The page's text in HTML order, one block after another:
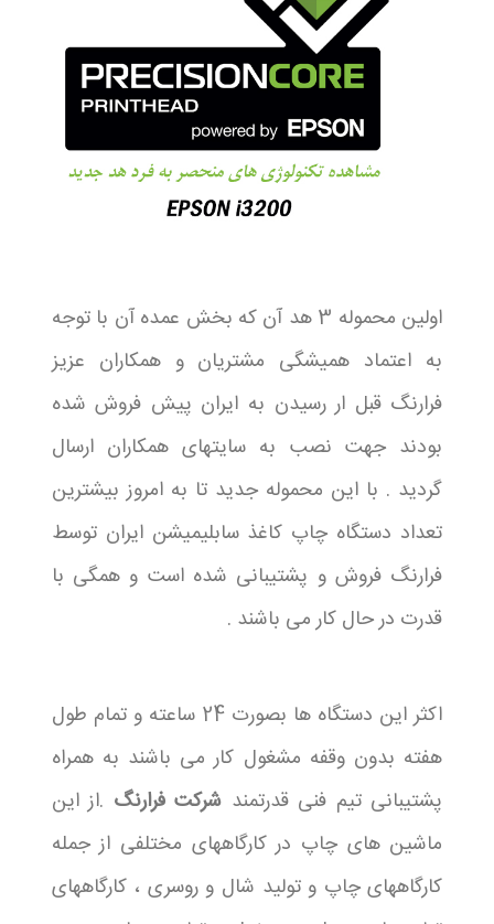
اولین محموله 3 هد آن که بخش عمده آن با توجه
به اعتماد همیشگی مشتریان و همکاران عزیز
فرارنگ قبل ار رسیدن به ایران پیش فروش شده
بودند جهت نصب به سایتهای همکاران ارسال
گردید . با این محموله جدید تا به امروز بیشترین
تعداد دستگاه چاپ کاغذ سابلیمیشن ایران توسط
فرارنگ فروش و پشتیبانی شده است و همگی با
قدرت در حال کار می باشند .
اکثر این دستگاه ها بصورت 24 ساعته و تمام طول
هفته بدون وقفه مشغول کار می باشند به همراه
پشتیبانی تیم فنی قدرتمند شرکت فرارنگ .از این
ماشین های چاپ در کارگاههای مختلفی از جمله
کارگاههای چاپ و تولید شال و روسری ، کارگاههای